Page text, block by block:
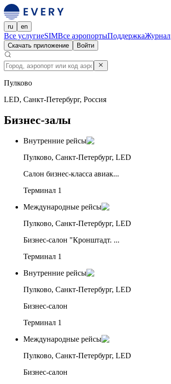
ru en
Все услугиeSIMВсе аэропортыПоддержкаЖурнал
Скачать приложение Войти
Пулково
LED, Санкт-Петербург, Россия
Бизнес-залы
Внутренние рейсы
Пулково, Санкт-Петербург, LED
Салон бизнес-класса авиак...
Терминал 1
Международные рейсы
Пулково, Санкт-Петербург, LED
Бизнес-салон "Кронштадт. ...
Терминал 1
Внутренние рейсы
Пулково, Санкт-Петербург, LED
Бизнес-салон
Терминал 1
Международные рейсы
Пулково, Санкт-Петербург, LED
Бизнес-салон